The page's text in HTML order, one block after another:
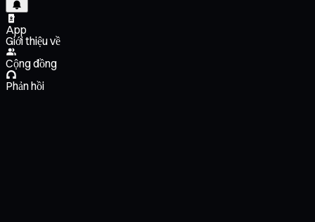
App
Giới thiệu về
Cộng đồng
Phản hồi